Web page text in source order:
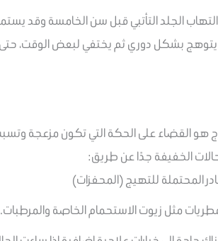
التهاب الجلد التأتبي قبل سن الخامسة وقد
يتوهج بشكل دوري ثم يختفي لبعض الوقت،
هو القضاء على الحكة التي تكون مزعجة
الخفيفة جدًا عن طريق:
المحتملة للتهيج (المحفزات)
مثل زيوت الاستحمام الخاصة والمرطبات.